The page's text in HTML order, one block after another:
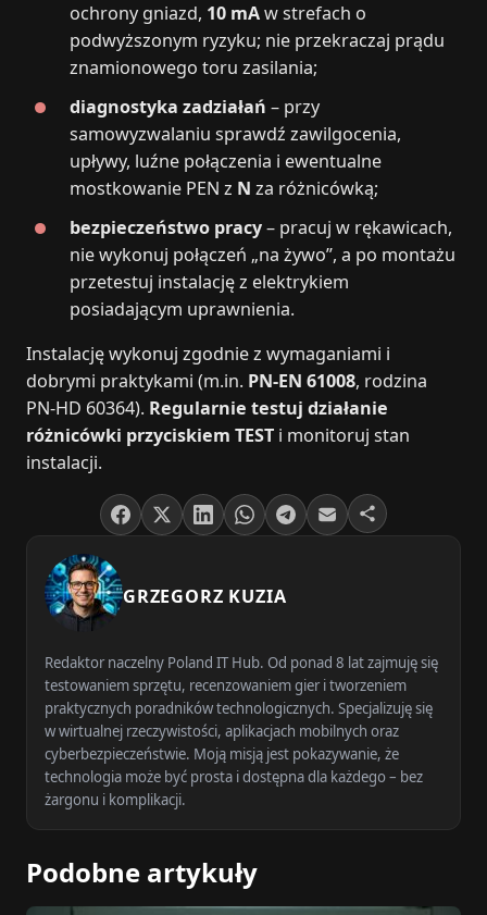
ochrony gniazd, 10 mAw strefach o
podwyższonym ryzyku; nie przekraczaj prądu
znamionowego toru zasilania;
diagnostyka zadziałań – przy
samowyzwalaniu sprawdź zawilgocenia,
upływy, luźne połączenia i ewentualne
mostkowanie PEN z N za różnicówką;
bezpieczeństwo pracy– pracuj w rękawicach,
nie wykonuj połączeń „na żywo”, a po montażu
przetestuj instalację z elektrykiem
posiadającym uprawnienia.
Instalację wykonuj zgodnie z wymaganiami i
dobrymi praktykami (m.in. PN‑EN 61008, rodzina
PN‑HD 60364). Regularnie testuj działanie
różnicówki przyciskiem TEST i monitoruj stan
instalacji.
GRZEGORZ KUZIA
Redaktor naczelny Poland IT Hub. Od ponad 8 lat zajmuję się
testowaniem sprzętu, recenzowaniem gier i tworzeniem
praktycznych poradników technologicznych. Specjalizuję się
w wirtualnej rzeczywistości, aplikacjach mobilnych oraz
cyberbezpieczeństwie. Moją misją jest pokazywanie, że
technologia może być prosta i dostępna dla każdego – bez
żargonu i komplikacji.
Podobne artykuły